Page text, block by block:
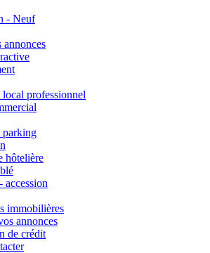
- Neuf
annonces
local professionnel
parking
hôtelière
accession
immobilières
annonces
de crédit